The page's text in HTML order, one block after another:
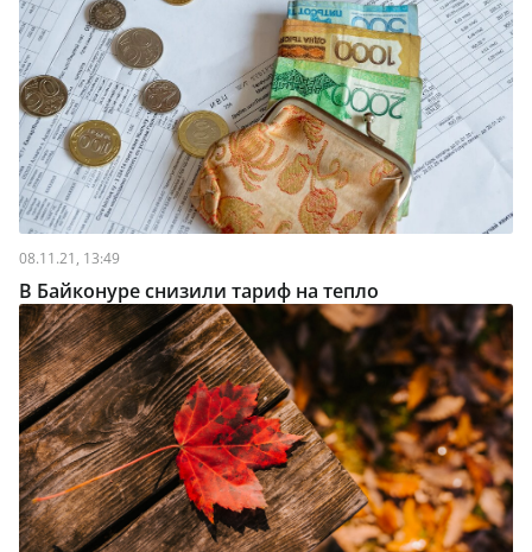
08.11.21, 13:49
В Байконуре снизили тариф на тепло